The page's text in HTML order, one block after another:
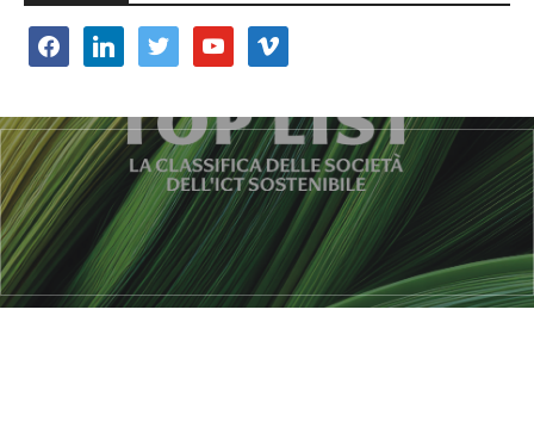
facebooklinkedin twitter youtube vimeo